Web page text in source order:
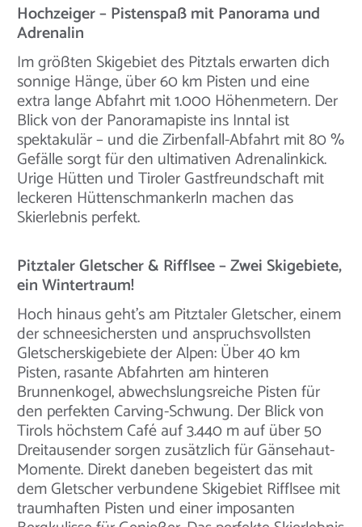
Hochzeiger – Pistenspaß mit Panorama und
Adrenalin
Im größten Skigebiet des Pitztals erwarten dich
sonnige Hänge, über 60 km Pisten und eine
extra lange Abfahrt mit 1.000 Höhenmetern. Der
Blick von der Panoramapiste ins Inntal ist
spektakulär – und die Zirbenfall-Abfahrt mit 80 %
Gefälle sorgt für den ultimativen Adrenalinkick.
Urige Hütten und Tiroler Gastfreundschaft mit
leckeren Hüttenschmankerln machen das
Skierlebnis perfekt.
Pitztaler Gletscher & Rifflsee – Zwei Skigebiete,
ein Wintertraum!
Hoch hinaus geht’s am Pitztaler Gletscher, einem
der schneesichersten und anspruchsvollsten
Gletscherskigebiete der Alpen: Über 40 km
Pisten, rasante Abfahrten am hinteren
Brunnenkogel, abwechslungsreiche Pisten für
den perfekten Carving-Schwung. Der Blick von
Tirols höchstem Café auf 3.440 m auf über 50
Dreitausender sorgen zusätzlich für Gänsehaut-
Momente. Direkt daneben begeistert das mit
dem Gletscher verbundene Skigebiet Rifflsee mit
traumhaften Pisten und einer imposanten